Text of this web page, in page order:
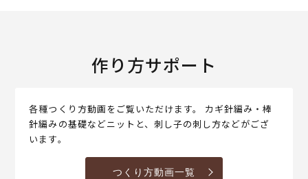
作り方サポート
各種つくり方動画をご覧いただけます。 カギ針編み・棒
針編みの基礎などニットと、刺し子の刺し方などがござ
います。
つくり方動画一覧